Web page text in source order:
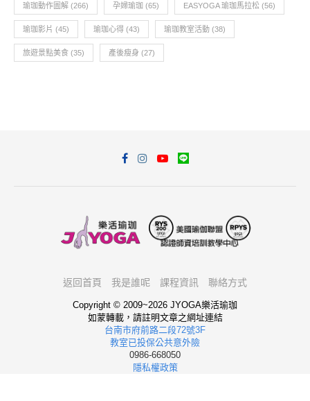
瑜珈動作圖解 (266) 孕婦瑜珈 (65) EASYOGA 瑜珈馬拉松 (56)
瑜珈影片 (45) 瑜珈心得 (43) 瑜珈教室活動 (38)
旅遊景點美食 (35) 產後瘦身 (27)
返回首頁 我是誰呢 課程資訊 聯絡方式
Copyright © 2009~2026 JYOGA樂活瑜珈
如蒙轉載，請註明文章之網址連結
台南市府前路二段72號3F
教室已投保公共意外險
0986-668050
隱私權政策